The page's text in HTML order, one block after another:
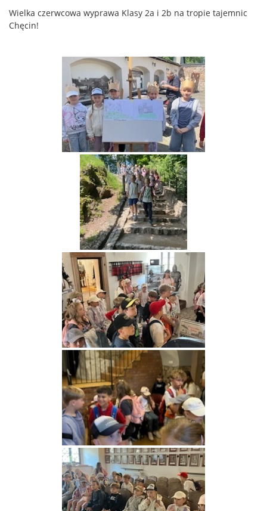
Wielka czerwcowa wyprawa Klasy 2a i 2b na tropie tajemnic
Chęcin!